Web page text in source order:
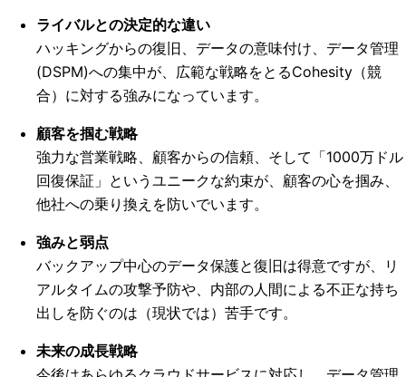
ライバルとの決定的な違い
ハッキングからの復旧、データの意味付け、データ管理
(DSPM)への集中が、広範な戦略をとるCohesity（競
合）に対する強みになっています。
顧客を掴む戦略
強力な営業戦略、顧客からの信頼、そして「1000万ドル
回復保証」というユニークな約束が、顧客の心を掴み、
他社への乗り換えを防いでいます。
強みと弱点
バックアップ中心のデータ保護と復旧は得意ですが、リ
アルタイムの攻撃予防や、内部の人間による不正な持ち
出しを防ぐのは（現状では）苦手です。
未来の成長戦略